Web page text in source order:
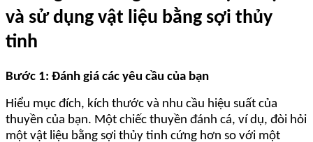
và sử dụng vật liệu bằng sợi thủy
tinh
Bước 1: Đánh giá các yêu cầu của bạn
Hiểu mục đích, kích thước và nhu cầu hiệu suất của
thuyền của bạn. Một chiếc thuyền đánh cá, ví dụ, đòi hỏi
một vật liệu bằng sợi thủy tinh cứng hơn so với một